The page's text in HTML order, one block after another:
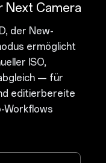
Next Camera
der New-
ermöglicht
ISO,
— für
editierbereite
Workflows